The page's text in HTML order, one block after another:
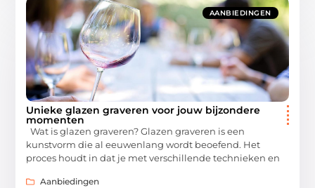
AANBIEDINGEN
Unieke glazen graveren voor jouw bijzondere
momenten
Wat is glazen graveren? Glazen graveren is een
kunstvorm die al eeuwenlang wordt beoefend. Het
proces houdt in dat je met verschillende technieken en
Aanbiedingen